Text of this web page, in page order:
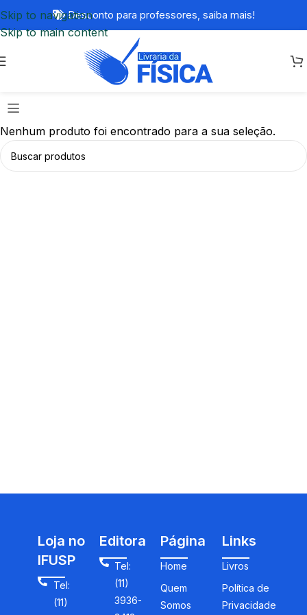
Skip to navigation
Skip to main content
Desconto para professores, saiba mais!
Nenhum produto foi encontrado para a sua seleção.
Loja no
IFUSP
Tel:
(11)
Editora
Tel:
(11)
3936-
Página
Home
Quem
Somos
Links
Livros
Política de
Privacidade